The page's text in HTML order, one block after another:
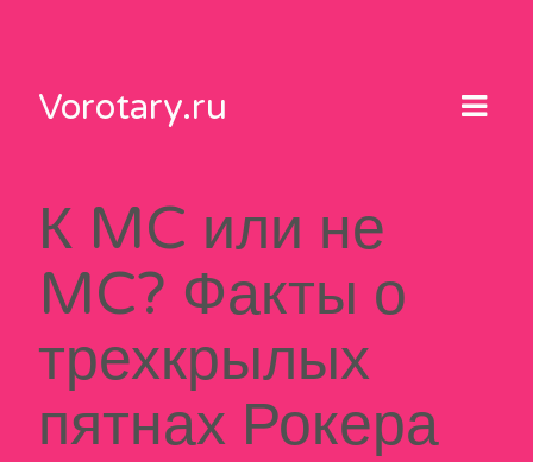
contentVorotary.ru
К MC или не
MC? Факты о
трехкрылых
пятнах Рокера